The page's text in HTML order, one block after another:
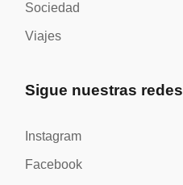
Sociedad
Viajes
Sigue nuestras redes
Instagram
Facebook